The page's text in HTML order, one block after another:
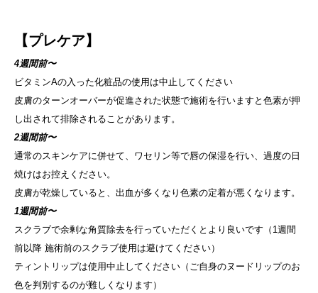
【プレケア】
4週間前〜
ビタミンAの入った化粧品の使用は中止してください
皮膚のターンオーバーが促進された状態で施術を行いますと色素が押
し出されて排除されることがあります。
2週間前〜
通常のスキンケアに併せて、ワセリン等で唇の保湿を行い、過度の日
焼けはお控えください。
皮膚が乾燥していると、出血が多くなり色素の定着が悪くなります。
1週間前〜
スクラブで余剰な角質除去を行っていただくとより良いです（1週間
前以降 施術前のスクラブ使用は避けてください）
ティントリップは使用中止してください（ご自身のヌードリップのお
色を判別するのが難しくなります）